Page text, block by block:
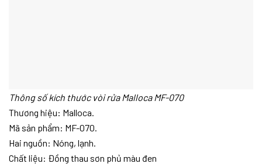
Thông số kích thước vòi rửa Malloca MF-070
Thương hiệu: Malloca.
Mã sản phẩm: MF-070.
Hai nguồn: Nóng, lạnh.
Chất liệu: Đồng thau sơn phủ màu đen